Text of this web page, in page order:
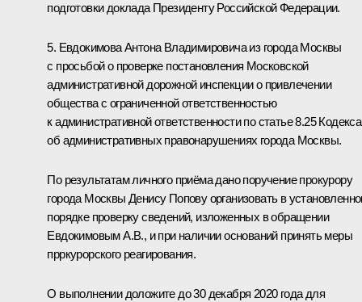
подготовки доклада Президенту Российской Федерации.
5. Евдокимова Антона Владимировича из города Москвы
с просьбой о проверке постановления Московской
административной дорожной инспекции о привлечении
общества с ограниченной ответственностью
к административной ответственности по статье 8.25 Кодекса
об административных правонарушениях города Москвы.
По результатам личного приёма дано поручение прокурору
города Москвы Денису Попову организовать в
порядке проверку сведений, изложенных в обращении
Евдокимовым А.В., и при наличии оснований принять меры
прркурорского реагирования.
О выполнении доложите до 30 декабря 2020 года для